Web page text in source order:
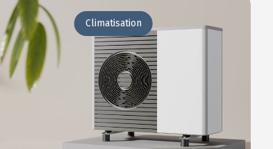
Climatisation